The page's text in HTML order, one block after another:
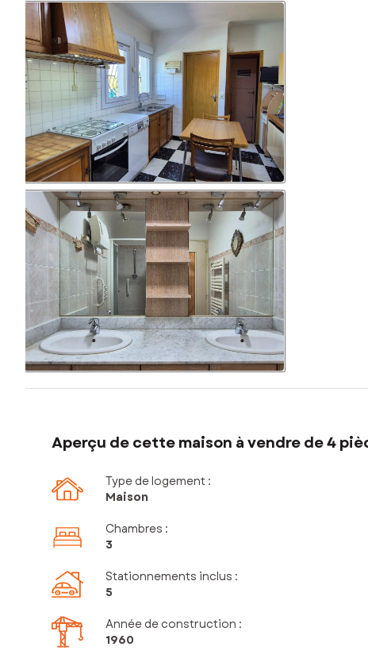
Aperçu de cette maison à vendre de 4
Type de logement :
Maison
Chambres :
3
Stationnements inclus :
5
Année de construction :
1960